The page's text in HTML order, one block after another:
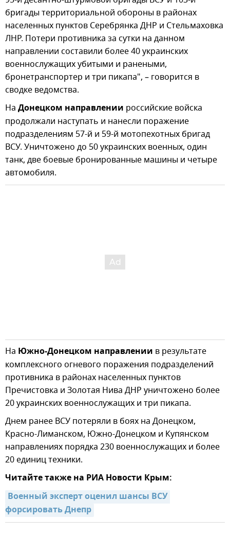
бригады территориальной обороны в районах
населенных пунктов Серебрянка ДНР и Стельмаховка
ЛНР. Потери противника за сутки на данном
направлении составили более 40 украинских
военнослужащих убитыми и ранеными,
бронетранспортер и три пикапа", – говорится в
сводке ведомства.
На Донецком направлении российские войска
продолжали наступать и нанесли поражение
подразделениям 57-й и 59-й мотопехотных бригад
ВСУ. Уничтожено до 50 украинских военных, один
танк, две боевые бронированные машины и четыре
автомобиля.
На Южно-Донецком направлении в результате
комплексного огневого поражения подразделений
противника в районах населенных пунктов
Пречистовка и Золотая Нива ДНР уничтожено более
20 украинских военнослужащих и три пикапа.
Днем ранее ВСУ потеряли в боях на Донецком,
Красно-Лиманском, Южно-Донецком и Купянском
направлениях порядка 230 военнослужащих и более
20 единиц техники.
Читайте также на РИА Новости Крым:
Военный эксперт оценил шансы ВСУ
форсировать Днепр